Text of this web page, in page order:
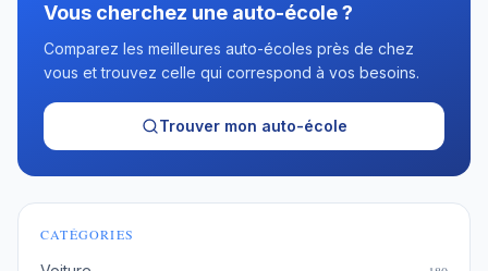
Vous cherchez une auto-école ?
Comparez les meilleures auto-écoles près de chez
vous et trouvez celle qui correspond à vos besoins.
Trouver mon auto-école
CATÉGORIES